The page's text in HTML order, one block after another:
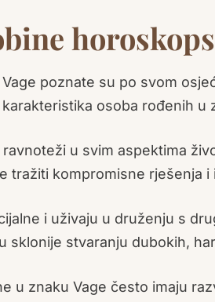
poznate su po svom
osoba rođenih u
ravnoteži u svim aspektima
tražiti kompromisne rješenja
i uživaju u druženju s
sklonije stvaranju dubokih,
u znaku Vage često imaju